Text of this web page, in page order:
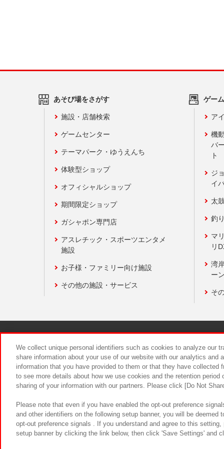
あそび場をさがす
施設・店舗検索
ゲームセンター
テーマパーク・ゆうえんち
体験型ショップ
オフィシャルショップ
期間限定ショップ
ガシャポン専門店
アスレチック・スポーツエンタメ
施設
お子様・ファミリー向け施設
その他の施設・サービス
ゲー
ア
機
バ
ト
ジ
イ
太
釣
マ
リ
湾
ー
そ
食品のご
We collect unique personal identifiers such as cookies to analyze our
share information about your use of our website with our analytics and
information that you have provided to them or that they have
to see more details about how we use cookies and the retention
sharing of your information with our partners. Please click [Do Not
Please note that even if you have enabled the opt-out preference
and other identifiers on the following setup banner, you will be
opt-out preference signals . If you understand and agree to this
setup banner by clicking the link below, then click 'Save Settings' and